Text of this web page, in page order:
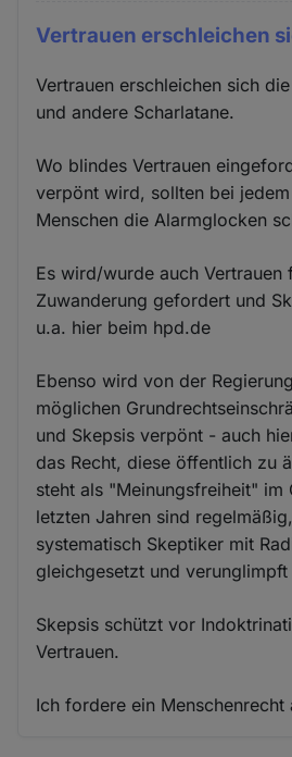
Vertrauen erschleichen
Vertrauen erschleichen sich
und andere Scharlatane.
Wo blindes Vertrauen
verpönt wird, sollten bei
Menschen die Alarmglocken
Es wird/wurde auch Vertrauen
Zuwanderung gefordert und
u.a. hier beim hpd.de
Ebenso wird von der
möglichen
und Skepsis verpönt - auch
das Recht, diese öffentlich zu
steht als "Meinungsfreiheit" im
letzten Jahren sind
systematisch Skeptiker mit
gleichgesetzt und
Skepsis schützt vor
Vertrauen.
Ich fordere ein Menschenrecht